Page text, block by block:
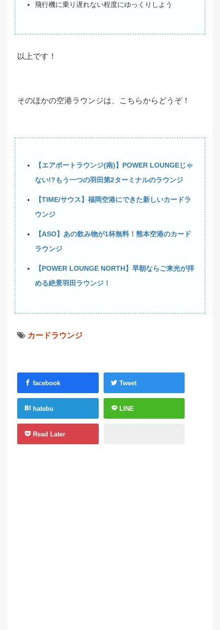
飛行機に乗り遅れない程度にゆっくりしよう
以上です！
そのほかの空港ラウンジは、こちらからどうぞ！
【エアポートラウンジ(南)】POWER LOUNGEじゃ
ない!?もう一つの羽田第2ターミナルのラウンジ
【TIME/サウス】福岡空港にできた新しいカードラ
ウンジ
【ASO】あの飲み物が1杯無料！熊本空港のカード
ラウンジ
【POWER LOUNGE NORTH】早朝ならご来光が拝
める絶景羽田ラウンジ！
カードラウンジ
facebook Tweet
hatebu LINE
Read Later